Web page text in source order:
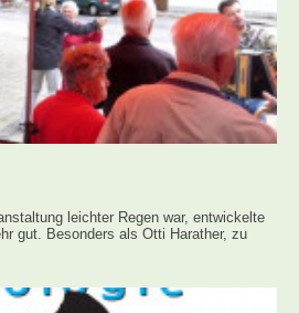
leichter Regen war, entwickelte
gut. Besonders als Otti Harather, zu